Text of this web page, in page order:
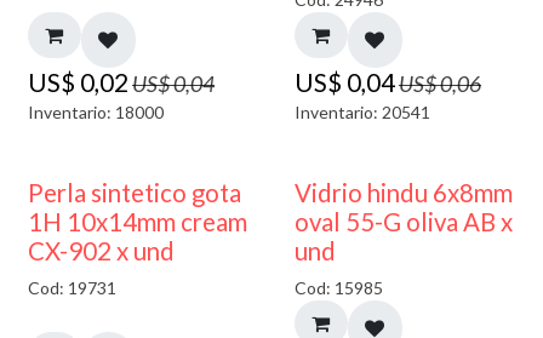
US$ 0,02US$0,04
Inventario: 18000
US$ 0,04US$0,06
Inventario: 20541
Perla sintetico gota
1H 10x14mm cream
CX-902 x und
Cod: 19731 50% DESCUENTO
Vidrio hindu 6x8mm
oval 55-G oliva AB x
und
Cod: 15985